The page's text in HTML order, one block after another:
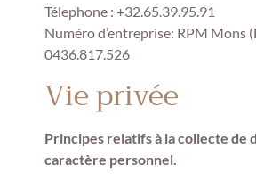
Télephone : +32.65.39.95.91
Numéro d’entreprise: RPM Mons
0436.817.526
Vie privée
Principes relatifs à la collecte de
caractère personnel.